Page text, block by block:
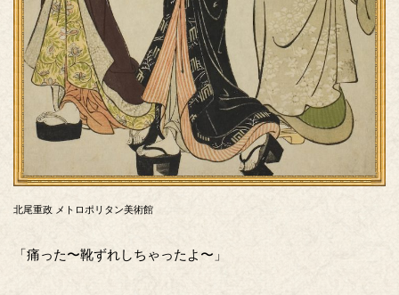
北尾重政 メトロポリタン美術館
「痛った〜靴ずれしちゃったよ〜」